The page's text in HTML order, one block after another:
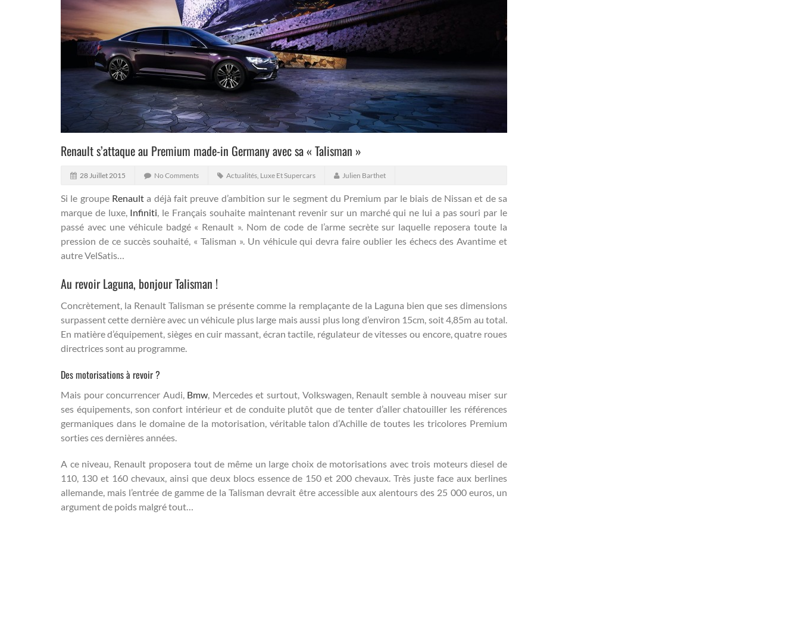
Renault s’attaque au Premium made-in Germany avec sa « Talisman »
28 Juillet 2015 No Comments Actualités, Luxe Et Supercars Julien Barthet
Si le groupe Renault a déjà fait preuve d’ambition sur le segment du Premium par le biais de Nissan et de sa
marque de luxe, Infiniti, le Français souhaite maintenant revenir sur un marché qui ne lui a pas souri par le
passé avec une véhicule badgé « Renault ». Nom de code de l’arme secrète sur laquelle reposera toute la
pression de ce succès souhaité, « Talisman ». Un véhicule qui devra faire oublier les échecs des Avantime et
autre VelSatis…
Au revoir Laguna, bonjour Talisman !
Concrètement, la Renault Talisman se présente comme la remplaçante de la Laguna bien que ses dimensions
surpassent cette dernière avec un véhicule plus large mais aussi plus long d’environ 15cm, soit 4,85m au total.
En matière d’équipement, sièges en cuir massant, écran tactile, régulateur de vitesses ou encore, quatre roues
directrices sont au programme.
Des motorisations à revoir ?
Mais pour concurrencer Audi, Bmw, Mercedes et surtout, Volkswagen, Renault semble à nouveau miser sur
ses équipements, son confort intérieur et de conduite plutôt que de tenter d’aller chatouiller les références
germaniques dans le domaine de la motorisation, véritable talon d’Achille de toutes les tricolores Premium
sorties ces dernières années.
A ce niveau, Renault proposera tout de même un large choix de motorisations avec trois moteurs diesel de
110, 130 et 160 chevaux, ainsi que deux blocs essence de 150 et 200 chevaux. Très juste face aux berlines
allemande, mais l’entrée de gamme de la Talisman devrait être accessible aux alentours des 25 000 euros, un
argument de poids malgré tout…